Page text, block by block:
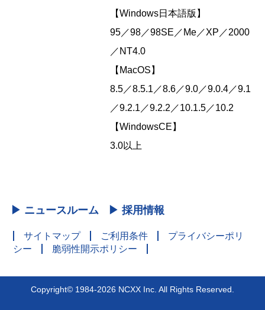
【Windows日本語版】
95／98／98SE／Me／XP／2000
／NT4.0
【MacOS】
8.5／8.5.1／8.6／9.0／9.0.4／9.1
／9.2.1／9.2.2／10.1.5／10.2
【WindowsCE】
3.0以上
▶ ニュースルーム ▶ 採用情報
サイトマップ ご利用条件
プライバシーポリ
シー
脆弱性開示ポリシー
Copyright© 1984-2026 NCXX Inc. All Rights Reserved.